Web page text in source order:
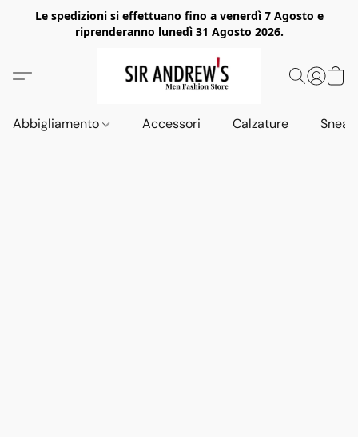
Le spedizioni si effettuano fino a venerdì 7 Agosto e
riprenderanno lunedì 31 Agosto 2026.
Abbigliamento Accessori Calzature